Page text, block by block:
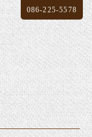
086-225-5578